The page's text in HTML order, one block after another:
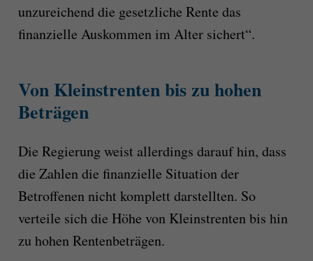
unzureichend die gesetzliche Rente das
finanzielle Auskommen im Alter sichert“.
Von Kleinstrenten bis zu hohen
Beträgen
Die Regierung weist allerdings darauf hin, dass
die Zahlen die finanzielle Situation der
Betroffenen nicht komplett darstellten. So
verteile sich die Höhe von Kleinstrenten bis hin
zu hohen Rentenbeträgen.